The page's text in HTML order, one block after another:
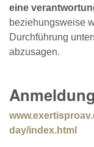
eine
beziehungsweise
Durchführung
abzusagen.
day/index.html